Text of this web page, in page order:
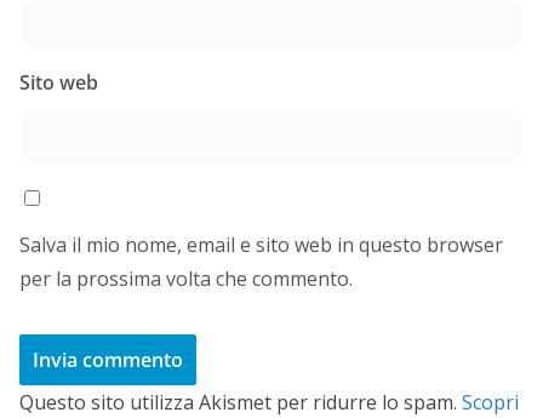
Sito web
Salva il mio nome, email e sito web in questo browser
per la prossima volta che commento.
Questo sito utilizza Akismet per ridurre lo spam. Scopri